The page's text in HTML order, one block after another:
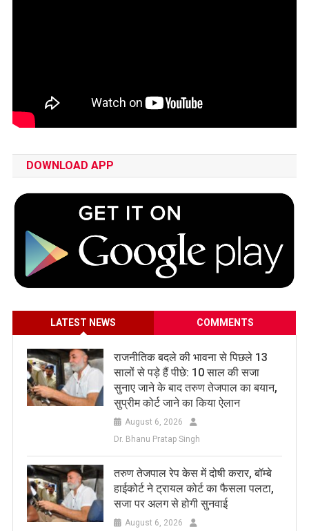
DOWNLOAD APP
LATEST NEWS COMMENTS
राजनीतिक बदले की भावना से पिछले 13
सालों से पड़े हैं पीछे: 10 साल की सजा
सुनाए जाने के बाद तरुण तेजपाल का बयान,
सुप्रीम कोर्ट जाने का किया ऐलान
August 6, 2026
Dr. Bhanu Pratap Singh
तरुण तेजपाल रेप केस में दोषी करार, बॉम्बे
हाईकोर्ट ने ट्रायल कोर्ट का फैसला पलटा,
सजा पर अलग से होगी सुनवाई
August 6, 2026